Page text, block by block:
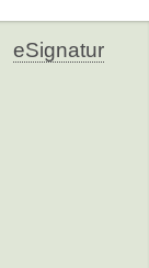
eSignatur